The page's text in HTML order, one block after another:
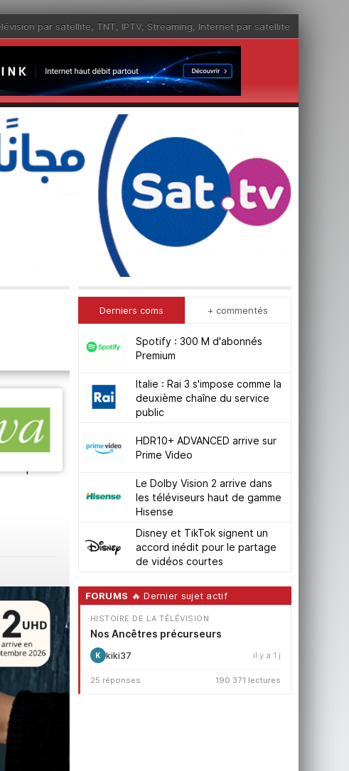
par satellite, TNT, IPTV, Streaming, Internet par satellite
Derniers coms + commentés
Spotify : 300 M d'abonnés
Premium
Italie : Rai 3 s'impose comme la
deuxième chaîne du service
public
HDR10+ ADVANCED arrive sur
Prime Video
Le Dolby Vision 2 arrive dans
les téléviseurs haut de gamme
Hisense
Disney et TikTok signent un
accord inédit pour le partage
de vidéos courtes
FORUMS 🔥 Dernier sujet actif
HISTOIRE DE LA TÉLÉVISION
Nos Ancêtres précurseurs
K kiki37 il y a 1 j
25 réponses 190 371 lectures